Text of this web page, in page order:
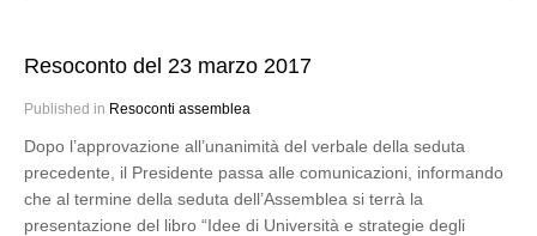
Resoconto del 23 marzo 2017
Published in Resoconti assemblea
Dopo l’approvazione all’unanimità del verbale della seduta
precedente, il Presidente passa alle comunicazioni, informando
che al termine della seduta dell’Assemblea si terrà la
presentazione del libro “Idee di Università e strategie degli